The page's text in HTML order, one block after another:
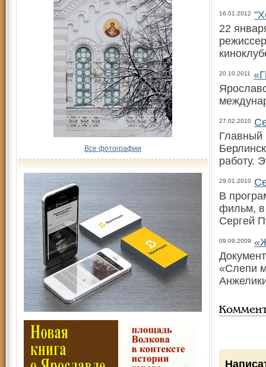
Все фотографии
16.01.2012
22
20.10.2011
27.02.2010
Главный
работу.
29.01.2010
В
фильм, в
Сергей
09.09.2009
«Слепи